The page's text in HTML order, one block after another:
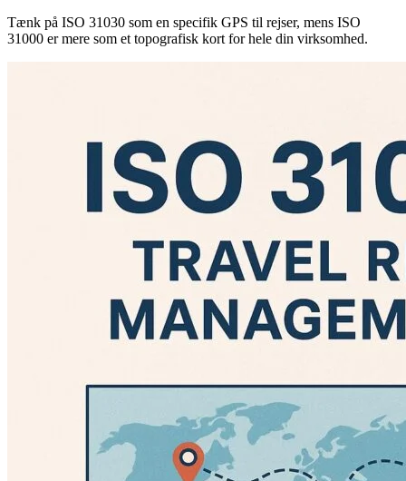
Tænk på ISO 31030 som en specifik GPS til rejser, mens ISO
31000 er mere som et topografisk kort for hele din virksomhed.